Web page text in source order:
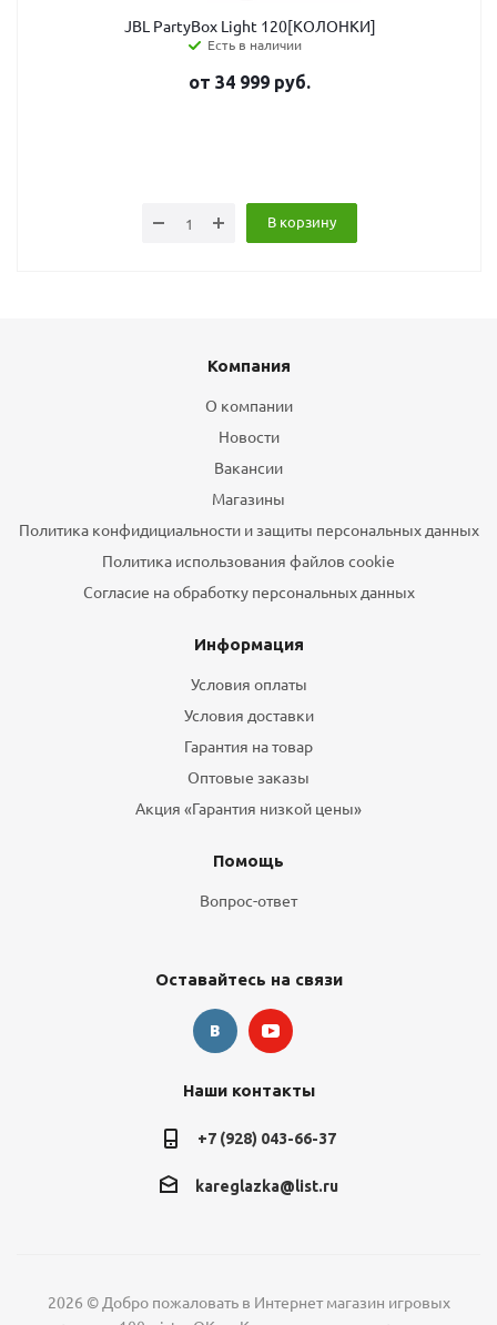
JBL PartyBox Light 120[КОЛОНКИ]
Есть в наличии
от 34 999 руб.
В корзину
Компания
О компании
Новости
Вакансии
Магазины
Политика конфидициальности и защиты персональных данных
Политика использования файлов cookie
Согласие на обработку персональных данных
Информация
Условия оплаты
Условия доставки
Гарантия на товар
Оптовые заказы
Акция «Гарантия низкой цены»
Помощь
Вопрос-ответ
Оставайтесь на связи
Наши контакты
+7 (928) 043-66-37
kareglazka@list.ru
2026 © Добро пожаловать в Интернет магазин игровых